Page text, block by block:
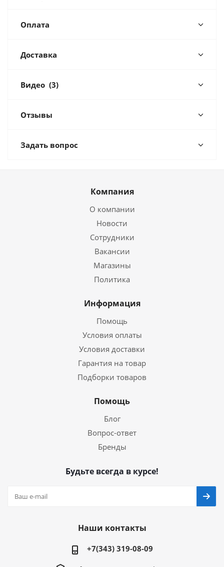
Оплата
Доставка
Видео (3)
Отзывы
Задать вопрос
Компания
О компании
Новости
Сотрудники
Вакансии
Магазины
Политика
Информация
Помощь
Условия оплаты
Условия доставки
Гарантия на товар
Подборки товаров
Помощь
Блог
Вопрос-ответ
Бренды
Будьте всегда в курсе!
Наши контакты
+7(343) 319-08-09